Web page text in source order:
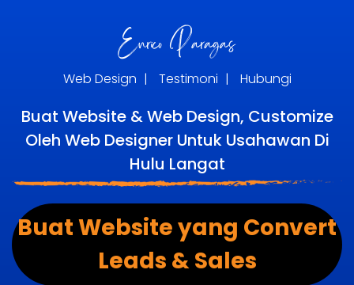
Web Design | Testimoni | Hubungi
Buat Website & Web Design, Customize
Oleh Web Designer Untuk Usahawan Di
Hulu Langat
Buat Website yang Convert
Leads & Sales